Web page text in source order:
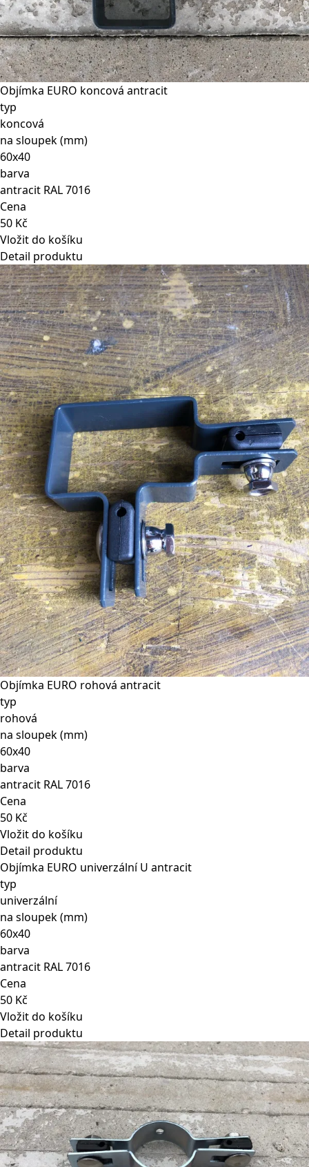
Objímka EURO koncová antracit
typ
koncová
na sloupek (mm)
60x40
barva
antracit RAL 7016
Cena
50 Kč
Vložit do košíku
Detail produktu
Objímka EURO rohová antracit
typ
rohová
na sloupek (mm)
60x40
barva
antracit RAL 7016
Cena
50 Kč
Vložit do košíku
Detail produktu
Objímka EURO univerzální U antracit
typ
univerzální
na sloupek (mm)
60x40
barva
antracit RAL 7016
Cena
50 Kč
Vložit do košíku
Detail produktu